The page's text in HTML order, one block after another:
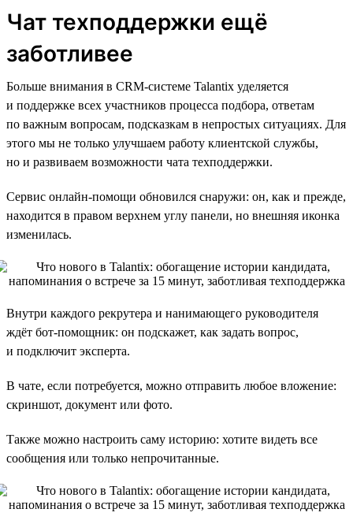
Чат техподдержки ещё
заботливее
Больше внимания в CRM-системе Talantix уделяется
и поддержке всех участников процесса подбора, ответам
по важным вопросам, подсказкам в непростых ситуациях. Для
этого мы не только улучшаем работу клиентской службы,
но и развиваем возможности чата техподдержки.
Сервис онлайн-помощи обновился снаружи: он, как и прежде,
находится в правом верхнем углу панели, но внешняя иконка
изменилась.
Внутри каждого рекрутера и нанимающего руководителя
ждёт бот-помощник: он подскажет, как задать вопрос,
и подключит эксперта.
В чате, если потребуется, можно отправить любое вложение:
скриншот, документ или фото.
Также можно настроить саму историю: хотите видеть все
сообщения или только непрочитанные.